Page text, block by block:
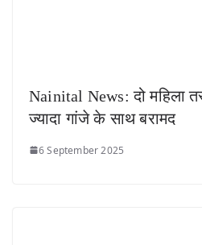
Nainital News: दो महिला
ज्यादा गांजे के साथ बरामद
6 September 2025